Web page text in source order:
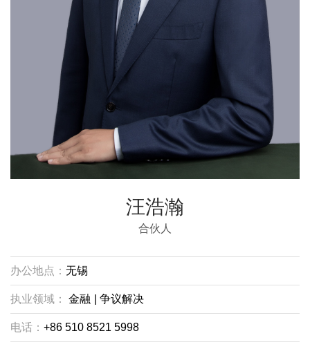
汪浩瀚
合伙人
办公地点： 无锡
执业领域： 金融 争议解决
电话： +86 510 8521 5998